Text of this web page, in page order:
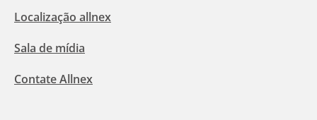
Localização allnex
Sala de mídia
Contate Allnex